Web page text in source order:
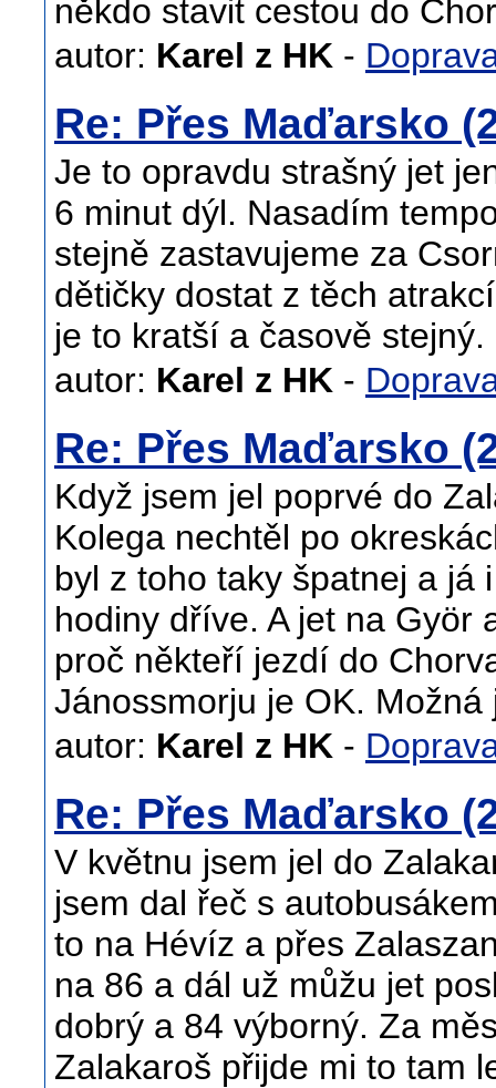
někdo stavit cestou do
autor: Karel z HK -
Re: Přes Maďarsko
Je to opravdu strašný jet
6 minut dýl. Nasadím
stejně zastavujeme za
dětičky dostat z těch
je to kratší a časově
autor: Karel z HK -
Re: Přes Maďarsko
Když jsem jel poprvé do
Kolega nechtěl po
byl z toho taky špatnej a já
hodiny dříve. A jet na Györ
proč někteří jezdí do
Jánossmorju je OK.
autor: Karel z HK -
Re: Přes Maďarsko
V květnu jsem jel do
jsem dal řeč s
to na Hévíz a přes
na 86 a dál už můžu jet
dobrý a 84 výborný. Za
Zalakaroš přijde mi to tam